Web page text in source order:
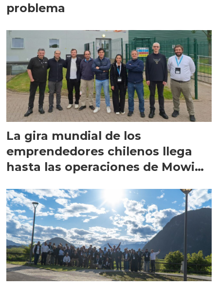
problema
La gira mundial de los
emprendedores chilenos llega
hasta las operaciones de Mowi